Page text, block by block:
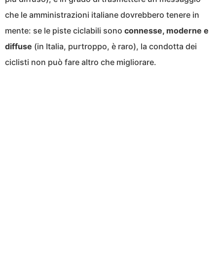
che le amministrazioni italiane dovrebbero tenere in
mente: se le piste ciclabili sono connesse, moderne e
diffuse (in Italia, purtroppo, è raro), la condotta dei
ciclisti non può fare altro che migliorare.